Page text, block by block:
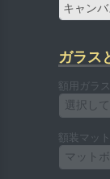
キャン
ガラス
額用ガラ
選択し
額装マット
マット